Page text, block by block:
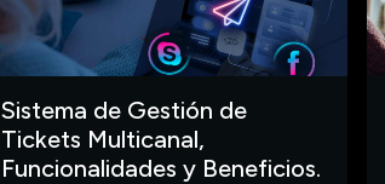
Sistema de Gestión de
Tickets Multicanal,
Funcionalidades y Beneficios.